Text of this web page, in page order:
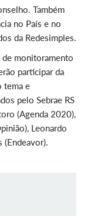
Também
no País e no
da Redesimples.
monitoramento
participar da
tema e
pelo Sebrae RS
(Agenda 2020),
Leonardo
(Endeavor).